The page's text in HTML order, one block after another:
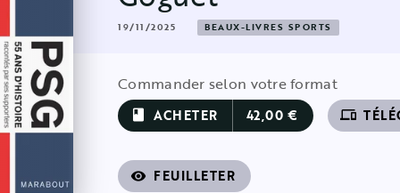
19/11/2025 BEAUX-LIVRES SPORTS
Commander selon votre format
book ACHETER 42,00 € devices
visibility FEUILLETER